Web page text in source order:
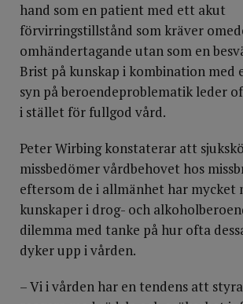
hand som en patient med ett akut
förvirringstillstånd som kräver
omhändertagande utan som en
Brist på kunskap i kombination med
syn på beroendeproblematik leder
i stället för fullgod vård.
Peter Wirbing konstaterar att
missbedömer vårdbehovet hos
eftersom de i allmänhet har mycket
kunskaper i drog- och
dilemma med tanke på hur ofta
dyker upp i vården.
– Vi i vården har en tendens att